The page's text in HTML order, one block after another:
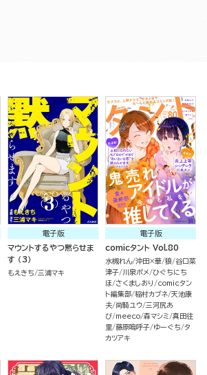
電子版
マウントするやつ黙らせま
す （3）
もえきち 三浦マキ
電子版
comicタント Vol.80
水槻れん 沖田×華 狼 谷口菜
津子 川泉ポメ ひぐちにち
ほ さくましおり
comicタン
ト編集部 稲村カブネ 天池康
夫 尚騎ユウ 三河尻あ
び meeco 森マシミ 真田往
里 藤原嗚呼子 ゆーぐち タ
カツアキ